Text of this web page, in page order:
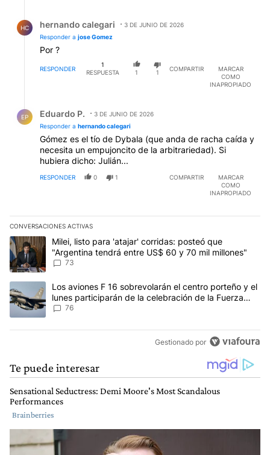
HC hernando calegari
3 DE JUNIO DE 2026
Responder a jose Gomez
Por ?
RESPONDER
1
RESPUESTA
1 1
COMPARTIR
MARCAR
COMO
INAPROPIADO
EP Eduardo P.
3 DE JUNIO DE 2026
Responder a hernando calegari
Gómez es el tío de Dybala (que anda de racha caída y
necesita un empujoncito de la arbitrariedad). Si
hubiera dicho: Julián...
RESPONDER 0 1 COMPARTIR
MARCAR
COMO
INAPROPIADO
CONVERSACIONES ACTIVAS
Este listado muestra los artículos con más comentarios en los
Un artículo de tendencia con el título "Milei, listo para 'atajar'
Milei, listo para 'atajar' corridas: posteó que
"Argentina tendrá entre US$ 60 y 70 mil millones"
73
Un artículo de tendencia con el título "Los aviones F 16
Los aviones F 16 sobrevolarán el centro porteño y el
lunes participarán de la celebración de la Fuerza
Aérea
76
Gestionado por